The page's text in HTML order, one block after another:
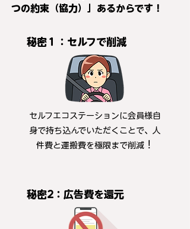
つの約束（協力）」あるからです！
秘密１：セルフで削減
セルフエコステーションに会員様自
身で持ち込んでいただくことで、人
件費と運搬費を極限まで削減！
秘密2：広告費を還元